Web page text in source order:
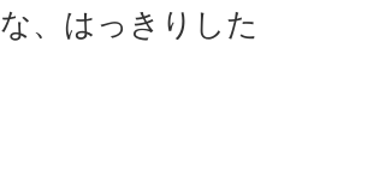
な、はっきりした